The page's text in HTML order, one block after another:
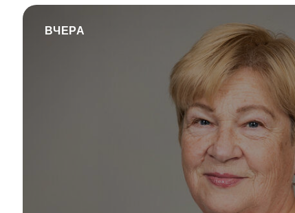
ВЧЕРА